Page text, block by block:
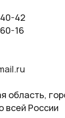
42
16
область,
всей России